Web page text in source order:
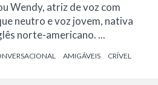
Wendy, atriz de voz com
neutro e voz jovem, nativa
norte-americano. ...
AMIGÁVEIS CRÍVEL